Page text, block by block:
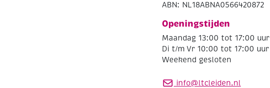
ABN: NL18ABNA0566420872
Openingstijden
Maandag 13:00 tot 17:00 uur
Di t/m Vr 10:00 tot 17:00 uur
Weekend gesloten
info@ltcleiden.nl